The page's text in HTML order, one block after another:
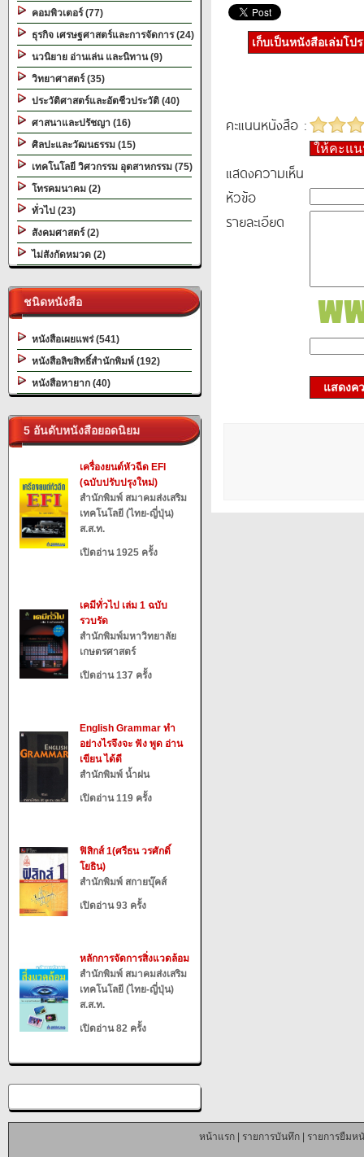
คอมพิวเตอร์ (77)
ธุรกิจ เศรษฐศาสตร์และการจัดการ (24)
นวนิยาย อ่านเล่น และนิทาน (9)
วิทยาศาสตร์ (35)
ประวัติศาสตร์และอัตชีวประวัติ (40)
ศาสนาและปรัชญา (16)
ศิลปะและวัฒนธรรม (15)
เทคโนโลยี วิศวกรรม อุตสาหกรรม (75)
โทรคมนาคม (2)
ทั่วไป (23)
สังคมศาสตร์ (2)
ไม่สังกัดหมวด (2)
ชนิดหนังสือ
หนังสือเผยแพร่ (541)
หนังสือลิขสิทธิ์สำนักพิมพ์ (192)
หนังสือหายาก (40)
5 อันดับหนังสือยอดนิยม
เครื่องยนต์หัวฉีด EFI
(ฉบับปรับปรุงใหม่)
สำนักพิมพ์ สมาคมส่งเสริม
เทคโนโลยี (ไทย-ญี่ปุ่น)
ส.ส.ท.
เปิดอ่าน 1925 ครั้ง
เคมีทั่วไป เล่ม 1 ฉบับ
รวบรัด
สำนักพิมพ์มหาวิทยาลัย
เกษตรศาสตร์
เปิดอ่าน 137 ครั้ง
English Grammar ทำ
อย่างไรจึงจะ ฟัง พูด อ่าน
เขียน ได้ดี
สำนักพิมพ์ น้ำฝน
เปิดอ่าน 119 ครั้ง
ฟิสิกส์ 1(ศรีธน วรศักดิ์
โยธิน)
สำนักพิมพ์ สกายบุ๊คส์
เปิดอ่าน 93 ครั้ง
หลักการจัดการสิ่งแวดล้อม
สำนักพิมพ์ สมาคมส่งเสริม
เทคโนโลยี (ไทย-ญี่ปุ่น)
ส.ส.ท.
เปิดอ่าน 82 ครั้ง
เก็บเป็นหนังสือเล่มโป
คะแนนหนังสือ :
ให้คะแ
แสดงความเห็น
หัวข้อ
รายละเอียด
แสดงค
หน้าแรก| รายการบันทึก| รายการยืมห